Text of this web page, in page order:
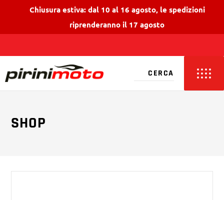
Chiusura estiva: dal 10 al 16 agosto, le spedizioni
riprenderanno il 17 agosto
SHOP